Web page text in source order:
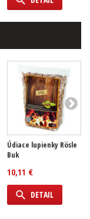
Údiace lupienky Rösle
Buk
10,11 €
DETAIL